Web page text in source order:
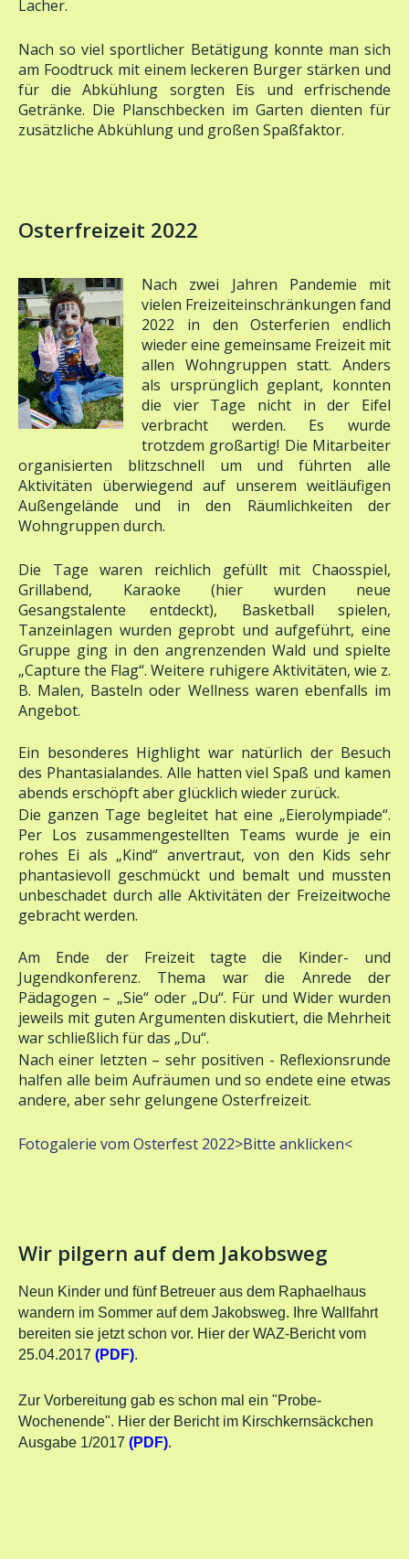
am Foodtruck mit einem leckeren Burger stärken und
für die Abkühlung sorgten Eis und erfrischende
Getränke. Die Planschbecken im Garten dienten für
zusätzliche Abkühlung und großen Spaßfaktor.
vielen Freizeiteinschränkungen fand
2022 in den Osterferien endlich
wieder eine gemeinsame Freizeit mit
allen Wohngruppen statt. Anders
als ursprünglich geplant, konnten
die vier Tage nicht in der Eifel
verbracht werden. Es wurde
trotzdem großartig! Die Mitarbeiter
organisierten blitzschnell um und führten alle
Aktivitäten überwiegend auf unserem weitläufigen
Außengelände und in den Räumlichkeiten der
Wohngruppen durch.
Grillabend, Karaoke (hier wurden neue
Gesangstalente entdeckt), Basketball spielen,
Tanzeinlagen wurden geprobt und aufgeführt, eine
Gruppe ging in den angrenzenden Wald und spielte
„Capture the Flag“. Weitere ruhigere Aktivitäten, wie z.
B. Malen, Basteln oder Wellness waren ebenfalls im
Angebot.
des Phantasialandes. Alle hatten viel Spaß und kamen
abends erschöpft aber glücklich wieder zurück.
Die ganzen Tage begleitet hat eine „Eierolympiade“.
Per Los zusammengestellten Teams wurde je ein
rohes Ei als „Kind“ anvertraut, von den Kids sehr
phantasievoll geschmückt und bemalt und mussten
unbeschadet durch alle Aktivitäten der Freizeitwoche
gebracht werden.
Jugendkonferenz. Thema war die Anrede der
Pädagogen – „Sie“ oder „Du“. Für und Wider wurden
jeweils mit guten Argumenten diskutiert, die Mehrheit
war schließlich für das „Du“.
Nach einer letzten – sehr positiven - Reflexionsrunde
halfen alle beim Aufräumen und so endete eine etwas
andere, aber sehr gelungene Osterfreizeit.
wandern im Sommer auf dem Jakobsweg. Ihre Wallfahrt
bereiten sie jetzt schon vor. Hier der WAZ-Bericht vom
25.04.2017(PDF).
Wochenende". Hier der Bericht im Kirschkernsäckchen
Ausgabe 1/2017(PDF).